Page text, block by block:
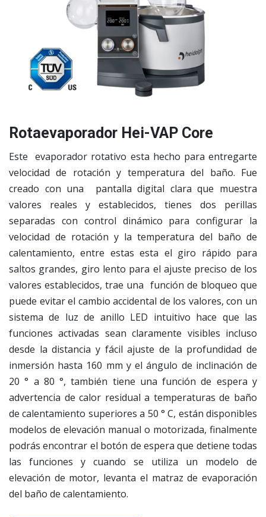
Rotaevaporador Hei-VAP Core
Este evaporador rotativo esta hecho para entregarte
velocidad de rotación y temperatura del baño. Fue
creado con una pantalla digital clara que muestra
valores reales y establecidos, tienes dos perillas
separadas con control dinámico para configurar la
velocidad de rotación y la temperatura del baño de
calentamiento, entre estas esta el giro rápido para
saltos grandes, giro lento para el ajuste preciso de los
valores establecidos, trae una función de bloqueo que
puede evitar el cambio accidental de los valores, con un
sistema de luz de anillo LED intuitivo hace que las
funciones activadas sean claramente visibles incluso
desde la distancia y fácil ajuste de la profundidad de
inmersión hasta 160 mm y el ángulo de inclinación de
20 ° a 80 °, también tiene una función de espera y
advertencia de calor residual a temperaturas de baño
de calentamiento superiores a 50 ° C, están disponibles
modelos de elevación manual o motorizada, finalmente
podrás encontrar el botón de espera que detiene todas
las funciones y cuando se utiliza un modelo de
elevación de motor, levanta el matraz de evaporación
del baño de calentamiento.